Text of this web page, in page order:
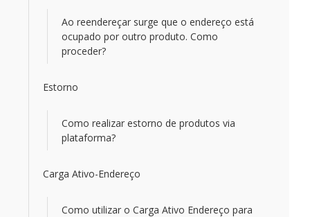
Ao reendereçar surge que o endereço está
ocupado por outro produto. Como
proceder?
Estorno
Como realizar estorno de produtos via
plataforma?
Carga Ativo-Endereço
Como utilizar o Carga Ativo Endereço para